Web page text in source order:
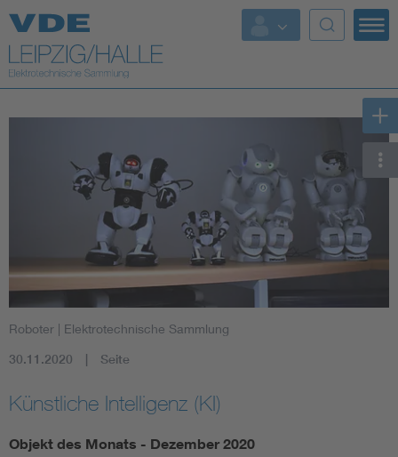
Top-Themen
Roboter | Elektrotechnische Sammlung
30.11.2020 Seite
Künstliche Intelligenz (KI)
Objekt des Monats - Dezember 2020